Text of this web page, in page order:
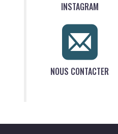
INSTAGRAM
NOUS CONTACTER